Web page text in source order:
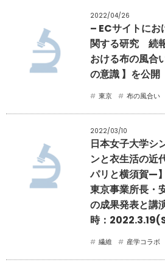
2022/04/26
– ECサイトにお
関する研究 続
おける布の風合
の意識 】を公開
東京 布の風合い
2022/03/10
日本女子大学シ
ンと衣生活の
パリと横須賀—
東京事業所長・
の成果発表と講
時：
繊維 産学コラボ